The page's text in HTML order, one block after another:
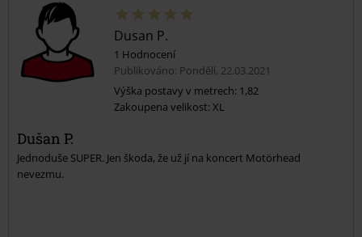
Odeslat komentář
Dusan P.
1 Hodnocení
Publikováno: Pondělí, 22.03.2021
Výška postavy v metrech: 1,82
Zakoupena velikost: XL
Dušan P.
Jednoduše SUPER. Jen škoda, že už jí na koncert Motörhead
nevezmu.